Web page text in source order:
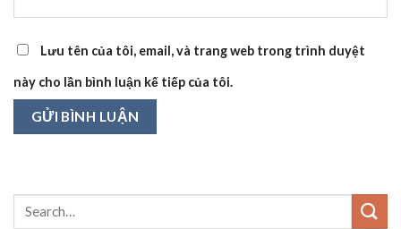
Lưu tên của tôi, email, và trang web trong trình duyệt
này cho lần bình luận kế tiếp của tôi.